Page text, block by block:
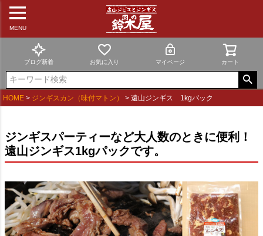
MENU
ブログ新着 お気に入り マイページ カート
HOME ジンギスカン（味付マトン） 遠山ジンギス 1kgパック
ジンギスパーティーなど大人数のときに便利！
遠山ジンギス1kgパックです。